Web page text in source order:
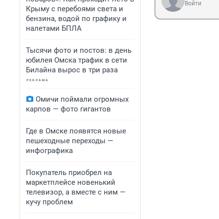
Крыму с перебоями света и
бензина, водой по графику и
налетами БПЛА
Тысячи фото и постов: в день
юбилея Омска трафик в сети
Билайна вырос в три раза
Омичи поймали огромных
карпов — фото гигантов
Где в Омске появятся новые
пешеходные переходы —
инфографика
Покупатель приобрел на
маркетплейсе новенький
телевизор, а вместе с ним —
кучу проблем
Войти